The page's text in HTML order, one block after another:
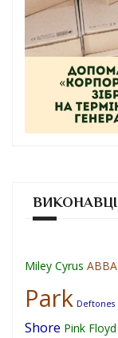
ВИКОНАВЦІ
Miley Cyrus ABBA
Park Deftones
Shore Pink Floyd